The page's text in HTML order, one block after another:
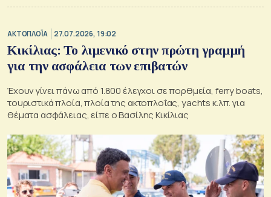
ΑΚΤΟΠΛΟΪΑ 27.07.2026, 19:02
Κικίλιας: Το λιμενικό στην πρώτη γραμμή
για την ασφάλεια των επιβατών
Έχουν γίνει πάνω από 1.800 έλεγχοι σε πορθμεία, ferry boats,
τουριστικά πλοία, πλοία της ακτοπλοΐας, yachts κ.λπ. για
θέματα ασφάλειας, είπε ο Βασίλης Κικίλιας